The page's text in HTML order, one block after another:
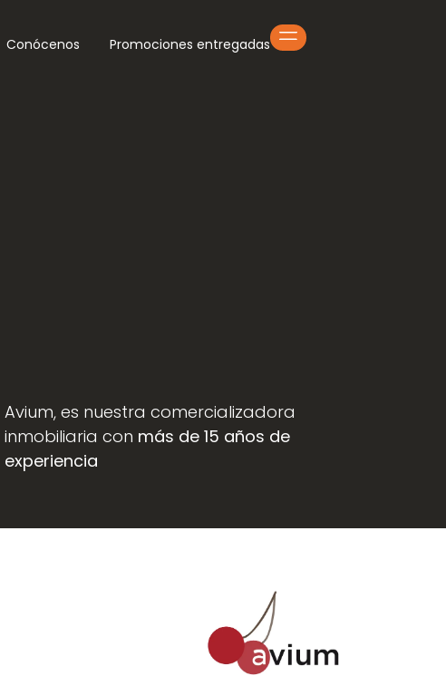
Conócenos Promociones entregadas
Avium, es nuestra comercializadora
inmobiliaria con más de 15 años de
experiencia